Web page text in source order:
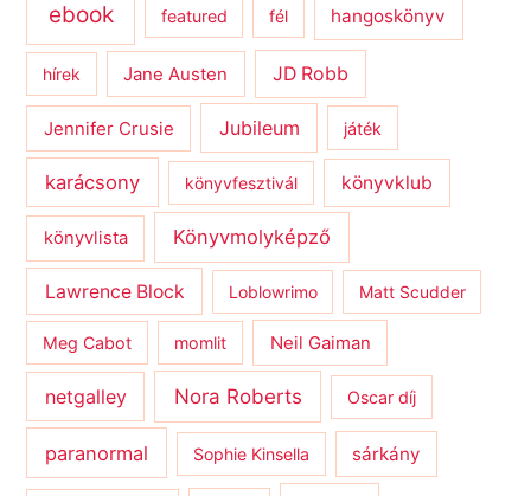
ebook featured fél hangoskönyv
hírek Jane Austen JD Robb
Jennifer Crusie Jubileum játék
karácsony könyvfesztivál könyvklub
könyvlista Könyvmolyképző
Lawrence Block Loblowrimo Matt Scudder
Meg Cabot momlit Neil Gaiman
netgalley Nora Roberts Oscar díj
paranormal Sophie Kinsella sárkány